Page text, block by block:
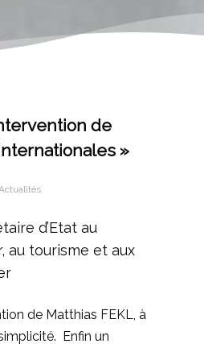
de
»
Actualités
d’Etat au
au tourisme et aux
de Matthias FEKL, à
Enfin un